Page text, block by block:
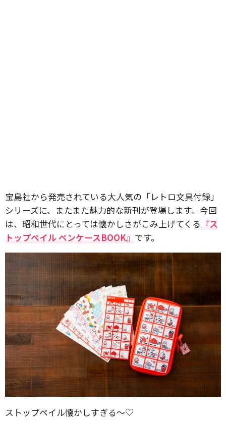
宝島社から発売されている大人気の「レトロ文具付録」
シリーズに、またまた魅力的な新刊が登場します。今回
は、昭和世代にとっては懐かしさがこみ上げてくる 『ス
トップペイル ペンケースBOOK』 です。
ストップペイル懐かしすぎる〜♡